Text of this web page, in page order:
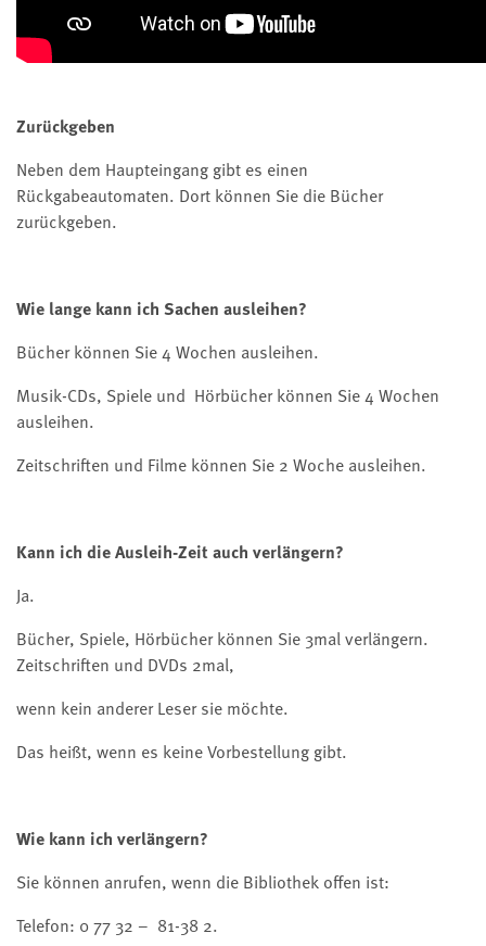
Zurückgeben
Neben dem Haupteingang gibt es einen
Rückgabeautomaten. Dort können Sie die Bücher
zurückgeben.
Wie lange kann ich Sachen ausleihen?
Bücher können Sie 4 Wochen ausleihen.
Musik-CDs, Spiele und Hörbücher können Sie 4 Wochen
ausleihen.
Zeitschriften und Filme können Sie 2 Woche ausleihen.
Kann ich die Ausleih-Zeit auch verlängern?
Ja.
Bücher, Spiele, Hörbücher können Sie 3mal verlängern.
Zeitschriften und DVDs 2mal,
wenn kein anderer Leser sie möchte.
Das heißt, wenn es keine Vorbestellung gibt.
Wie kann ich verlängern?
Sie können anrufen, wenn die Bibliothek offen ist:
Telefon: 0 77 32 – 81-38 2.